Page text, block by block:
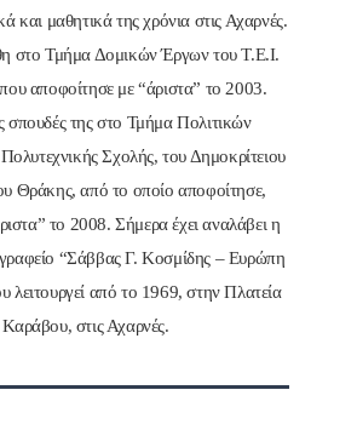
και μαθητικά της χρόνια στις Αχαρνές.
στο Τμήμα Δομικών Έργων του Τ.Ε.Ι.
αποφοίτησε με “άριστα” το 2003.
σπουδές της στο Τμήμα Πολιτικών
Σχολής, του Δημοκρίτειου
Θράκης, από το οποίο αποφοίτησε,
το 2008. Σήμερα έχει αναλάβει η
γραφείο “Σάββας Γ. Κοσμίδης – Ευρώπη
λειτουργεί από το 1969, στην Πλατεία
Καράβου, στις Αχαρνές.